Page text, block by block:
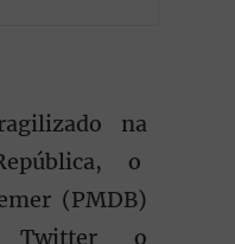
na
o
(PMDB)
Twitter o